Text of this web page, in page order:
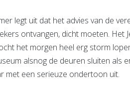
legt uit dat het advies van de
ontvangen, dicht moeten. Het
het morgen heel erg storm
alsnog de deuren sluiten als
met een serieuze ondertoon uit.